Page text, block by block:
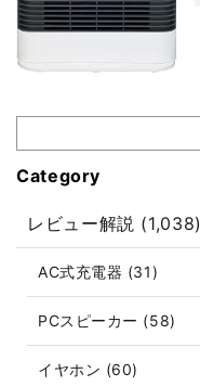
Category
レビュー解説 (1,038)
AC式充電器 (31)
PCスピーカー (58)
イヤホン (60)